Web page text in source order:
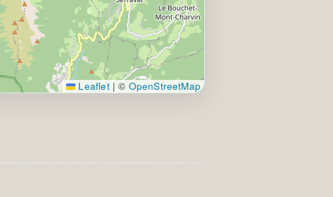
Leaflet | © OpenStreetMap